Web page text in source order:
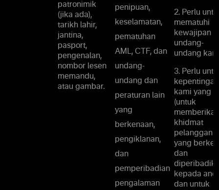
patronimik
(jika ada),
tarikh lahir,
jantina,
pasport,
pengenalan,
nombor lesen
memandu,
atau gambar.
penipuan,
keselamatan,
pematuhan
AML, CTF, dan
undang-
undang dan
peraturan lain
yang
berkenaan,
pengiklanan,
dan
pemperibadian
pengalaman
2. Perlu
mematuhi
kewajipan
undang-
undang
3. Perlu
kepentingan
kami yang
(untuk
memberikan
khidmat
pelanggan
yang
dan
kepada
dan untuk